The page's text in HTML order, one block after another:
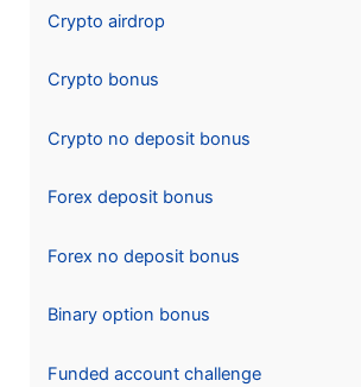
Crypto airdrop
Crypto bonus
Crypto no deposit bonus
Forex deposit bonus
Forex no deposit bonus
Binary option bonus
Funded account challenge